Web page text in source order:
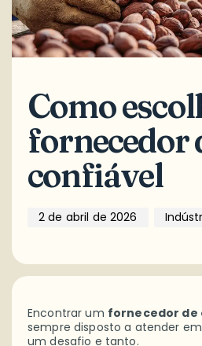
Como
fornecedor
confiável
2 de abril de 2026
Encontrar um fornecedor de
sempre disposto a atender
um desafio e tanto.